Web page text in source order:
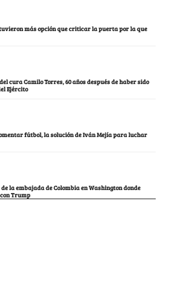
más opción que criticar la puerta por la que
cura Camilo Torres, 60 años después de haber sido
Ejército
fútbol, la solución de Iván Mejía para luchar
de la embajada de Colombia en Washington donde
Trump